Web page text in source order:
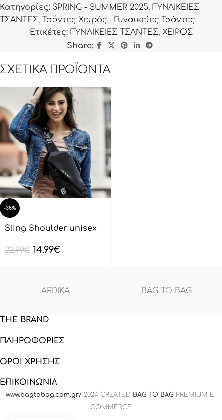
Κατηγορίες: SPRING - SUMMER 2025, ΓΥΝΑΙΚΕΙΕΣ
ΤΣΑΝΤΕΣ, Τσάντες Χειρός - Γυναικείες Τσάντες
Ετικέτες: ΓΥΝΑΙΚΕΙΕΣ ΤΣΑΝΤΕΣ, ΧΕΙΡΟΣ
Share:
ΣΧΕΤΙΚΆ ΠΡΟΪΌΝΤΑ
-35%
Sling Shoulder unisex
BL132801
22.99€ 14.99€
ARDIKA BAG TO BAG
THE BRAND
ΠΛΗΡΟΦΟΡΙΕΣ
ΟΡΟΙ ΧΡΗΣΗΣ
ΕΠΙΚΟΙΝΩΝΙΑ
www.bagtobag.com.gr/ 2024 CREATED BAG TO BAG PREMIUM E-
COMMERCE